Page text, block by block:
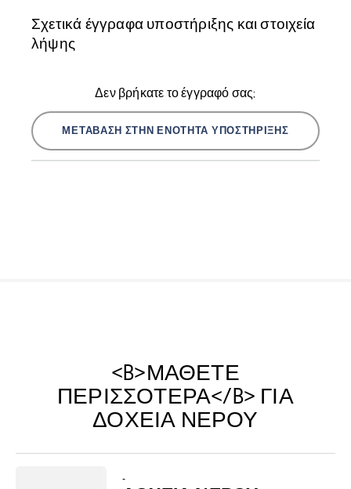
Σχετικά έγγραφα υποστήριξης και στοιχεία
λήψης
Δεν βρήκατε το έγγραφό σας;
ΜΕΤΆΒΑΣΗ ΣΤΗΝ ΕΝΌΤΗΤΑ ΥΠΟΣΤΉΡΙΞΗΣ
<B>ΜΆΘΕΤΕ
ΠΕΡΙΣΣΌΤΕΡΑ</B> ΓΙΑ
ΔΟΧΕΊΑ ΝΕΡΟΎ
-